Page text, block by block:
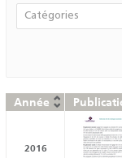
Année
2016